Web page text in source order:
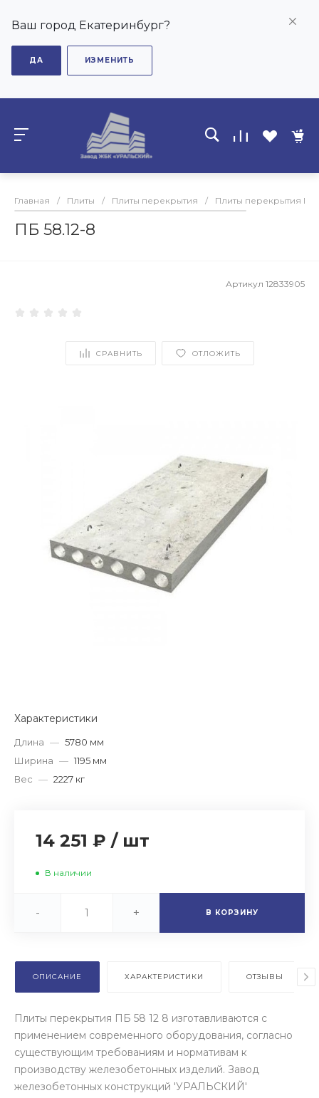
Ваш город Екатеринбург?
ДА ИЗМЕНИТЬ
Главная / Плиты / Плиты перекрытия / Плиты перекрытия ПБ
ПБ 58.12-8
Артикул 12833905
СРАВНИТЬ ОТЛОЖИТЬ
Характеристики
Длина — 5780 мм
Ширина — 1195 мм
Вес — 2227 кг
14 251 ₽ / шт
В наличии
- + В КОРЗИНУ
ОПИСАНИЕ ХАРАКТЕРИСТИКИ ОТЗЫВЫ
Плиты перекрытия ПБ 58 12 8 изготавливаются с
применением современного оборудования, согласно
существующим требованиям и нормативам к
производству железобетонных изделий. Завод
железобетонных конструкций 'УРАЛЬСКИЙ'